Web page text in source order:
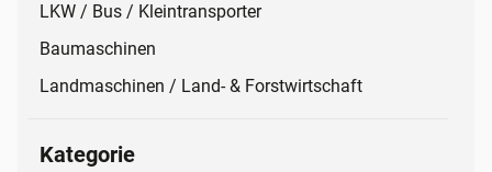
LKW / Bus / Kleintransporter
Baumaschinen
Landmaschinen / Land- & Forstwirtschaft
Kategorie